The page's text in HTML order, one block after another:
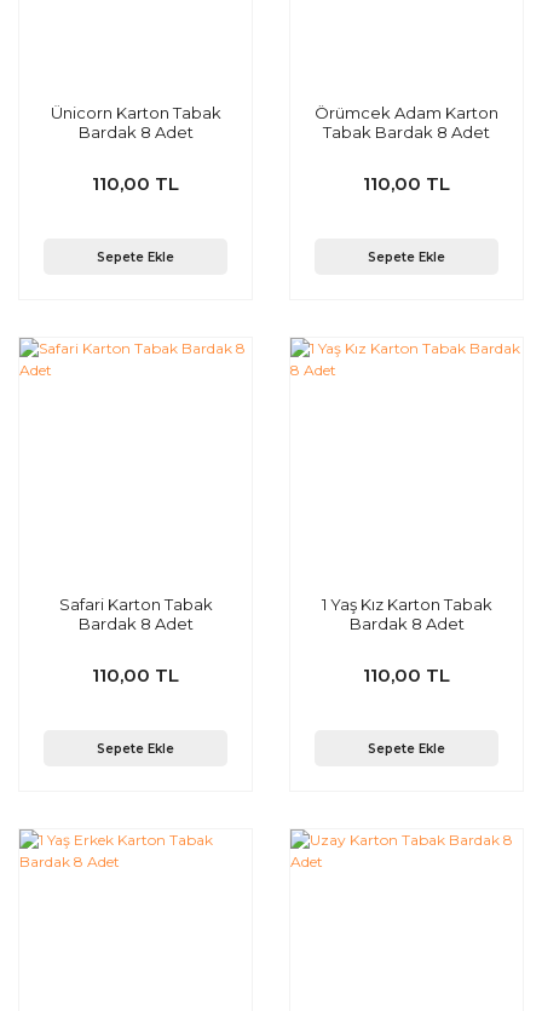
Ünicorn Karton Tabak
Bardak 8 Adet
110,00 TL
Sepete Ekle
Örümcek Adam Karton
Tabak Bardak 8 Adet
110,00 TL
Sepete Ekle
Safari Karton Tabak
Bardak 8 Adet
110,00 TL
Sepete Ekle
1 Yaş Kız Karton Tabak
Bardak 8 Adet
110,00 TL
Sepete Ekle